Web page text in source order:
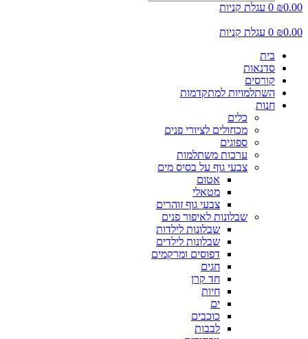
₪
0 עגלת קניות
₪
0 עגלת קניות
בית
סדנאות
קורסים
השתלמויות למתקדמות
חנות
כלים
מכחולים לציורי פנים
ספוגים
ערכות משתלמות
צבעי גוף על בסיס מים
אטום
מטאלי
צבעי גוף זוהרים
שבלונות לאיפור פנים
שבלונות לילדות
שבלונות לילדים
דפוסים ומרקמים
חגים
חד קרן
חיות
ים
כוכבים
לבבות